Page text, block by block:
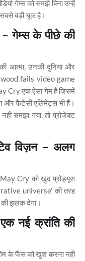
गेम्स को समझे बिना उन्हें
सबसे बड़ी चूक है।
– गेम्स के पीछे की
आत्मा, उनकी दुनिया और
fails video game
Cry एक ऐसा गेम है जिसमें
और फैंटेसी एलिमेंट्स भी हैं।
समझा गया, तो प्रोजेक्ट
विज़न – अलग
Cry को खुद प्रोड्यूस
universe' की तरह
की झलक देगा।
नई क्रांति की
के फैंस को खुश करना नहीं